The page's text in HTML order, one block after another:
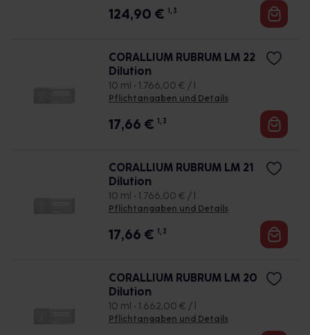
124,90 € 1, 3
CORALLIUM RUBRUM LM 22
Dilution
10 ml • 1.766,00 € / l
Pflichtangaben und Details
17,66 € 1, 3
CORALLIUM RUBRUM LM 21
Dilution
10 ml • 1.766,00 € / l
Pflichtangaben und Details
17,66 € 1, 3
CORALLIUM RUBRUM LM 20
Dilution
10 ml • 1.662,00 € / l
Pflichtangaben und Details